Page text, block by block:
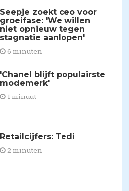
Seepje zoekt ceo voor
groeifase: 'We willen
niet opnieuw tegen
stagnatie aanlopen'
6 minuten
'Chanel blijft populairste
modemerk'
1 minuut
Retailcijfers: Tedi
2 minuten